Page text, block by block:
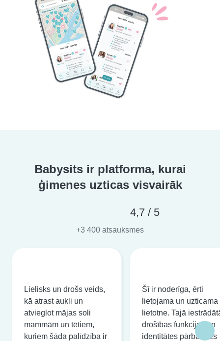
Babysits ir platforma, kurai
ģimenes uzticas visvairāk
4,7 / 5
+3 400 atsauksmes
Lielisks un drošs veids,
kā atrast aukli un
atvieglot mājas soli
mammām un tētiem,
kuriem šāda palīdzība ir
Šī ir noderīga, ērti
lietojama un uzticama
lietotne. Tajā
drošības funkcijas un
identitātes pārbaudes